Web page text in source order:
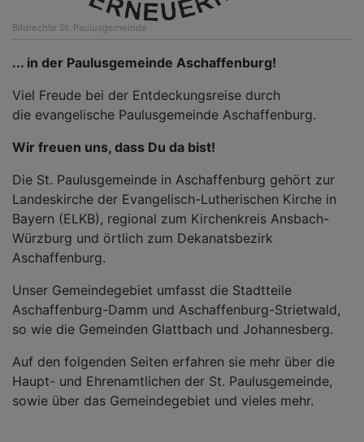
Bildrechte St. Paulusgemeinde
... in der Paulusgemeinde Aschaffenburg!
Viel Freude bei der Entdeckungsreise durch
die evangelische Paulusgemeinde Aschaffenburg.
Wir freuen uns, dass Du da bist!
Die St. Paulusgemeinde in Aschaffenburg gehört zur
Landeskirche der Evangelisch-Lutherischen Kirche in
Bayern (ELKB), regional zum Kirchenkreis Ansbach-
Würzburg und örtlich zum Dekanatsbezirk
Aschaffenburg.
Unser Gemeindegebiet umfasst die Stadtteile
Aschaffenburg-Damm und Aschaffenburg-Strietwald,
so wie die Gemeinden Glattbach und Johannesberg.
Auf den folgenden Seiten erfahren sie mehr über die
Haupt- und Ehrenamtlichen der St. Paulusgemeinde,
sowie über das Gemeindegebiet und vieles mehr.